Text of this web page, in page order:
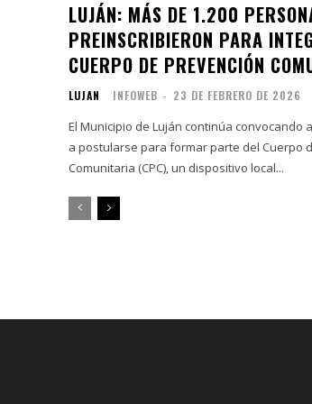
LUJÁN: MÁS DE 1.200
PREINSCRIBIERON PARA
CUERPO DE PREVENCIÓN
LUJAN INFOWEB - 23 DE FEBRERO DE 2026
El Municipio de Luján continúa convocando
a postularse para formar parte del Cuerpo
Comunitaria (CPC), un dispositivo local...